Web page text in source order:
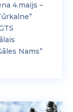
4.maijs –
Nams”